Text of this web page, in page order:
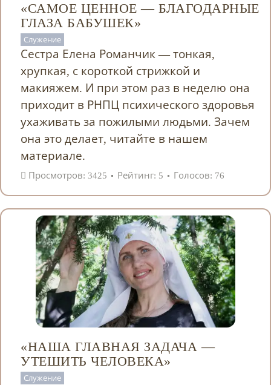
«САМОЕ ЦЕННОЕ — БЛАГОДАРНЫЕ
ГЛАЗА БАБУШЕК»
Служение
Сестра Елена Романчик — тонкая,
хрупкая, с короткой стрижкой и
макияжем. И при этом раз в неделю она
приходит в РНПЦ психического здоровья
ухаживать за пожилыми людьми. Зачем
она это делает, читайте в нашем
материале.
Просмотров: 3425 Рейтинг: 5 Голосов: 76
«НАША ГЛАВНАЯ ЗАДАЧА —
УТЕШИТЬ ЧЕЛОВЕКА»
Служение